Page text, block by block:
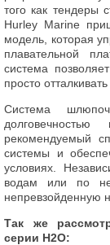
того как тендеры
Hurley Marine
модель, которая
плавательной
система
просто
Система
рекомендуемый
системы и
условиях.
водам или по
непревзойденную
Так же
серии H2O: